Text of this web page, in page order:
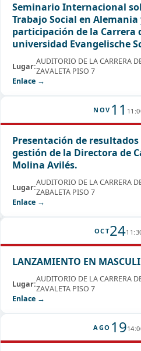
Seminario Internacional
Trabajo Social en
participación de la Carrera
universidad Evangelische
Lugar:AUDITORIO DE LA CARRERA
ZAVALETA PISO 7
Enlace →
NOV 11
Presentación de
gestión de la Directora de
Molina Avilés.
Lugar:AUDITORIO DE LA CARRERA
ZABALETA PISO 7
Enlace →
OCT24
LANZAMIENTO EN
Lugar:AUDITORIO DE LA CARRERA
ZAVALETA PISO 7
Enlace →
AGO 19